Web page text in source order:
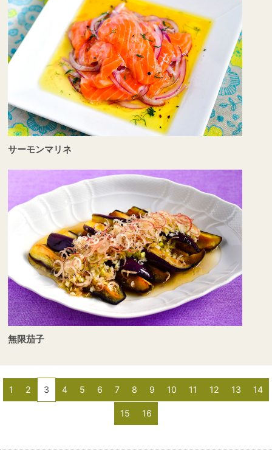
サーモンマリネ
無限茄子
1 2 3 4 5 6 7 8 9 10 11 12 13 14
15 16